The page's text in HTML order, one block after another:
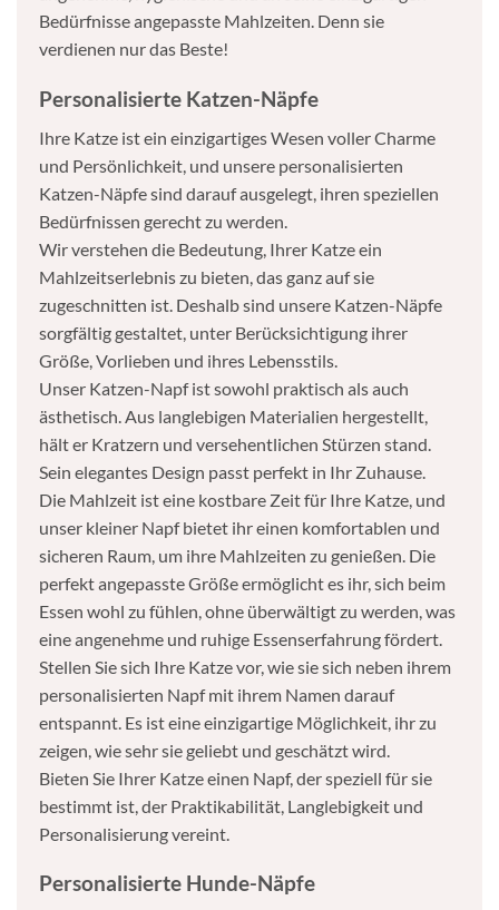
Bedürfnisse angepasste Mahlzeiten. Denn sie
verdienen nur das Beste!
Personalisierte Katzen-Näpfe
Ihre Katze ist ein einzigartiges Wesen voller Charme
und Persönlichkeit, und unsere personalisierten
Katzen-Näpfe sind darauf ausgelegt, ihren speziellen
Bedürfnissen gerecht zu werden.
Wir verstehen die Bedeutung, Ihrer Katze ein
Mahlzeitserlebnis zu bieten, das ganz auf sie
zugeschnitten ist. Deshalb sind unsere Katzen-Näpfe
sorgfältig gestaltet, unter Berücksichtigung ihrer
Größe, Vorlieben und ihres Lebensstils.
Unser Katzen-Napf ist sowohl praktisch als auch
ästhetisch. Aus langlebigen Materialien hergestellt,
hält er Kratzern und versehentlichen Stürzen stand.
Sein elegantes Design passt perfekt in Ihr Zuhause.
Die Mahlzeit ist eine kostbare Zeit für Ihre Katze, und
unser kleiner Napf bietet ihr einen komfortablen und
sicheren Raum, um ihre Mahlzeiten zu genießen. Die
perfekt angepasste Größe ermöglicht es ihr, sich beim
Essen wohl zu fühlen, ohne überwältigt zu werden, was
eine angenehme und ruhige Essenserfahrung fördert.
Stellen Sie sich Ihre Katze vor, wie sie sich neben ihrem
personalisierten Napf mit ihrem Namen darauf
entspannt. Es ist eine einzigartige Möglichkeit, ihr zu
zeigen, wie sehr sie geliebt und geschätzt wird.
Bieten Sie Ihrer Katze einen Napf, der speziell für sie
bestimmt ist, der Praktikabilität, Langlebigkeit und
Personalisierung vereint.
Personalisierte Hunde-Näpfe